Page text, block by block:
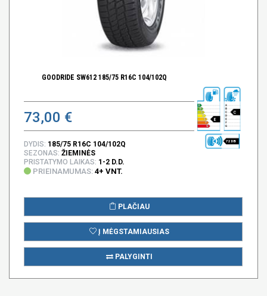
GOODRIDE SW612 185/75 R16C 104/102Q
73,00 € E
C
72 DB
DYDIS: 185/75 R16C 104/102Q
SEZONAS: ŽIEMINĖS
PRISTATYMO LAIKAS: 1-2 D.D.
PRIEINAMUMAS: 4+ VNT.
PLAČIAU
Į MĖGSTAMIAUSIAS
PALYGINTI